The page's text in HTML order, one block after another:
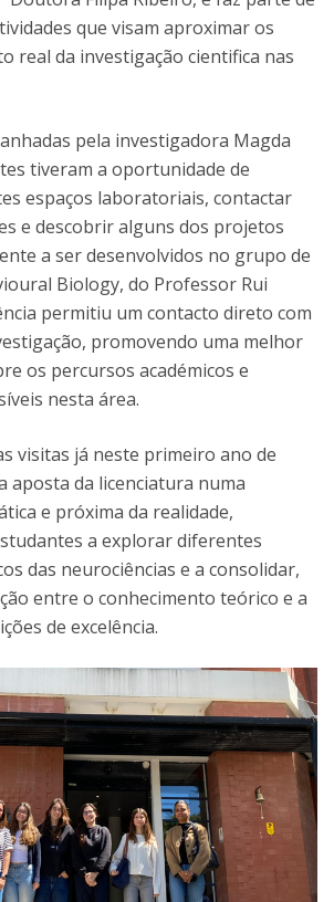
que visam aproximar os
real da investigação cientifica nas
pela investigadora Magda
tiveram a oportunidade de
espaços laboratoriais, contactar
e descobrir alguns dos projetos
a ser desenvolvidos no grupo de
Biology, do Professor Rui
permitiu um contacto direto com
promovendo uma melhor
os percursos académicos e
nesta área.
visitas já neste primeiro ano de
aposta da licenciatura numa
e próxima da realidade,
a explorar diferentes
das neurociências e a consolidar,
entre o conhecimento teórico e a
de excelência.